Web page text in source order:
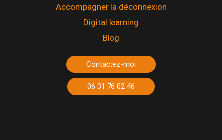
Accompagner la déconnexion
Digital learning
Blog
Contactez-moi
06 31 76 02 46